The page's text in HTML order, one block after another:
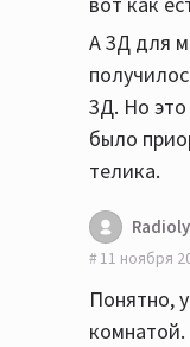
А 3Д для
3Д. Но это
было
телика.
11 ноября
Понятно,
комнатой.